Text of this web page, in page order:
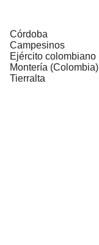
Córdoba
Campesinos
Ejército colombiano
Montería (Colombia)
Tierralta